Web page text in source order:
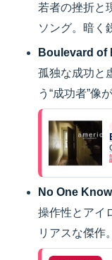
若者の挫折と
ソング。暗く
Boulevard of
孤独な成功と
う“成功者”像
No One
操作性とアイ
リアスな傑作。